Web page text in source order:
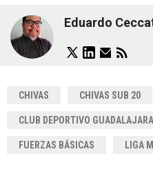
Eduardo
CHIVAS CHIVAS SUB 20
CLUB DEPORTIVO GUADALAJARA
FUERZAS BÁSICAS LIGA